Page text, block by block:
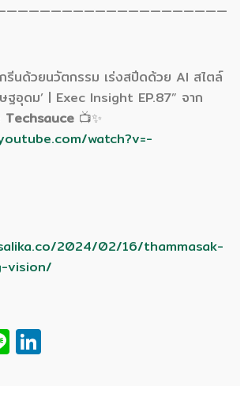
รีนด้วยนวัตกรรม เร่งสปีดด้วย AI สไตล์
ฐอุดม’ | Exec Insight EP.87” จาก
Techsauce 📺✨
watch?v=-
2024/02/16/thammasak-
vision/
Line